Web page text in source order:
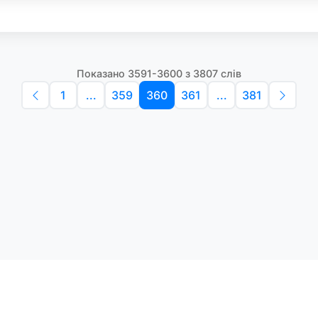
Показано 3591-3600 з 3807 слів
1 ... 359 360 361 ... 381